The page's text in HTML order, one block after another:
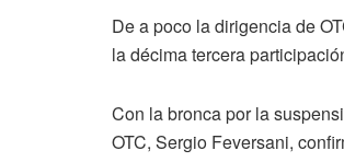
De a poco la dirigencia de
la décima tercera
Con la bronca por la
OTC, Sergio Feversani,